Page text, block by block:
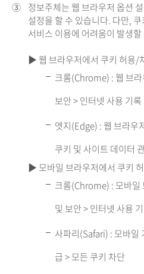
③ 정보주체는 웹 브라우저 옵션
설정을 할 수 있습니다. 다만,
서비스 이용에 어려움이 발생
▶ 웹 브라우저에서 쿠키 허용/
크롬(Chrome) : 웹 브
보안 > 인터넷 사용 기록
엣지(Edge) : 웹 브라우
쿠키 및 사이트 데이터
▶ 모바일 브라우저에서 쿠키
크롬(Chrome) : 모바일
및 보안 > 인터넷 사용
사파리(Safari) : 모바일
급 > 모든 쿠키 차단